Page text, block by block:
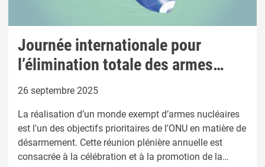
Journée internationale pour
l’élimination totale des armes
nucléaires
La réalisation d’un monde exempt d’armes nucléaires
est l'un des objectifs prioritaires de l'ONU en matière de
désarmement. Cette réunion plénière annuelle est
consacrée à la célébration et à la promotion de la
26 septembre 2025